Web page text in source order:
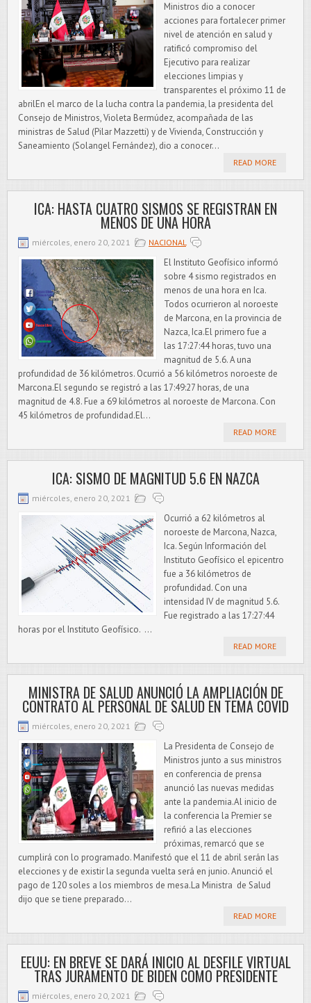
Ministros dio a conocer
acciones para fortalecer primer
nivel de atención en salud y
ratificó compromiso del
Ejecutivo para realizar
elecciones limpias y
transparentes el próximo 11 de
abrilEn el marco de la lucha contra la pandemia, la presidenta del
Consejo de Ministros, Violeta Bermúdez, acompañada de las
ministras de Salud (Pilar Mazzetti) y de Vivienda, Construcción y
Saneamiento (Solangel Fernández), dio a conocer...
READ MORE
ICA: HASTA CUATRO SISMOS SE REGISTRAN EN
MENOS DE UNA HORA
miércoles, enero 20, 2021 NACIONAL
El Instituto Geofísico informó
sobre 4 sismo registrados en
menos de una hora en Ica.
Todos ocurrieron al noroeste
de Marcona, en la provincia de
Nazca, Ica.El primero fue a
las 17:27:44 horas, tuvo una
magnitud de 5.6. A una
profundidad de 36 kilómetros. Ocurrió a 56 kilómetros noroeste de
Marcona.El segundo se registró a las 17:49:27 horas, de una
magnitud de 4.8. Fue a 69 kilómetros al noroeste de Marcona. Con
45 kilómetros de profundidad.El...
READ MORE
ICA: SISMO DE MAGNITUD 5.6 EN NAZCA
miércoles, enero 20, 2021
Ocurrió a 62 kilómetros al
noroeste de Marcona, Nazca,
Ica. Según Información del
Instituto Geofísico el epicentro
fue a 36 kilómetros de
profundidad. Con una
intensidad IV de magnitud 5.6.
Fue registrado a las 17:27:44
horas por el Instituto Geofísico. ...
READ MORE
MINISTRA DE SALUD ANUNCIÓ LA AMPLIACIÓN DE
CONTRATO AL PERSONAL DE SALUD EN TEMA COVID
miércoles, enero 20, 2021
La Presidenta de Consejo de
Ministros junto a sus ministros
en conferencia de prensa
anunció las nuevas medidas
ante la pandemia.Al inicio de
la conferencia la Premier se
refirió a las elecciones
próximas, remarcó que se
cumplirá con lo programado. Manifestó que el 11 de abril serán las
elecciones y de existir la segunda vuelta será en junio. Anunció el
pago de 120 soles a los miembros de mesa.La Ministra de Salud
dijo que se tiene preparado...
READ MORE
EEUU: EN BREVE SE DARÁ INICIO AL DESFILE VIRTUAL
TRAS JURAMENTO DE BIDEN COMO PRESIDENTE
miércoles, enero 20, 2021